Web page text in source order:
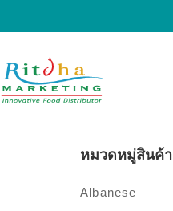
หมวดหมู่สินค้า
Albanese